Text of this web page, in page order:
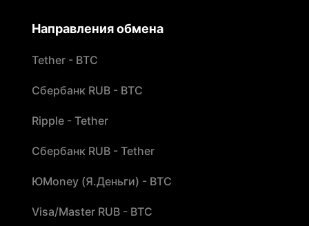
Направления обмена
Tether - BTC
Сбербанк RUB - BTC
Ripple - Tether
Сбербанк RUB - Tether
ЮMoney (Я.Деньги) - BTC
Visa/Master RUB - BTC